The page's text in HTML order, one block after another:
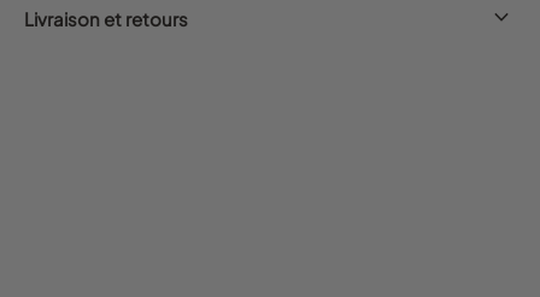
Livraison et retours keyboard_arrow_down